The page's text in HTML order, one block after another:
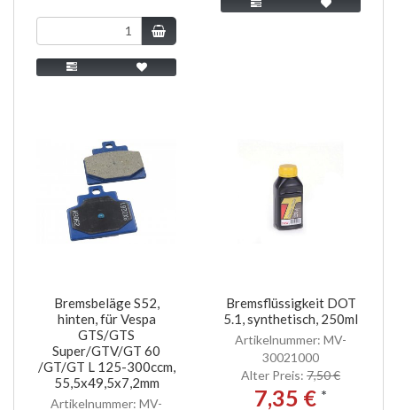
Bremsbeläge S52,
hinten, für Vespa
GTS/GTS
Super/GTV/GT 60
/GT/GT L 125-300ccm,
55,5x49,5x7,2mm
Artikelnummer: MV-
Bremsflüssigkeit DOT
5.1, synthetisch, 250ml
Artikelnummer: MV-
30021000
Alter Preis: 7,50 €
7,35 € *